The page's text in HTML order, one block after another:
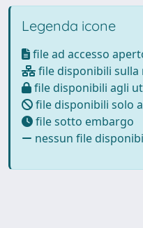
Legenda icone
file ad accesso
file disponibili sulla
file disponibili agli
file disponibili solo
file sotto embargo
nessun file